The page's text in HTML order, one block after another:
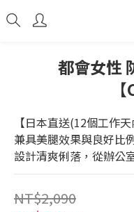
都會女性
【日本直送(12個工作天
兼具美腿效果與良好比
設計清爽俐落，從辦公
NT$2,090